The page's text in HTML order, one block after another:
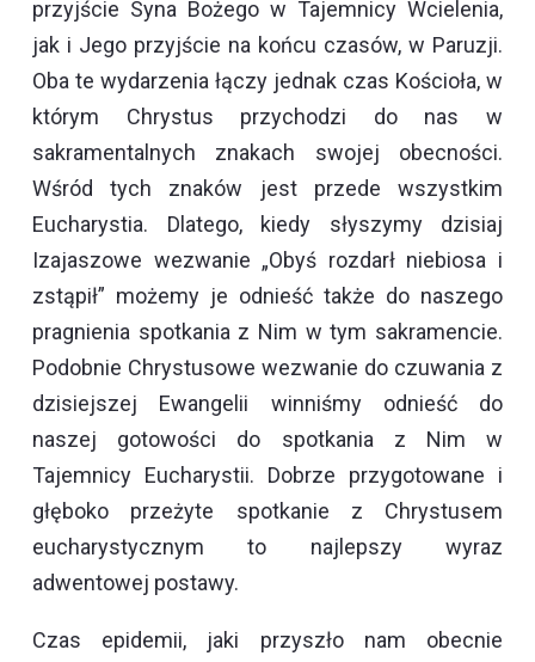
przyjście Syna Bożego w Tajemnicy Wcielenia,
jak i Jego przyjście na końcu czasów, w Paruzji.
Oba te wydarzenia łączy jednak czas Kościoła, w
którym Chrystus przychodzi do nas w
sakramentalnych znakach swojej obecności.
Wśród tych znaków jest przede wszystkim
Eucharystia. Dlatego, kiedy słyszymy dzisiaj
Izajaszowe wezwanie „Obyś rozdarł niebiosa i
zstąpił” możemy je odnieść także do naszego
pragnienia spotkania z Nim w tym sakramencie.
Podobnie Chrystusowe wezwanie do czuwania z
dzisiejszej Ewangelii winniśmy odnieść do
naszej gotowości do spotkania z Nim w
Tajemnicy Eucharystii. Dobrze przygotowane i
głęboko przeżyte spotkanie z Chrystusem
eucharystycznym to najlepszy wyraz
adwentowej postawy.
Czas epidemii, jaki przyszło nam obecnie